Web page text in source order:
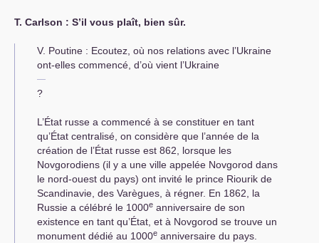
Т. Carlson : S’il vous plaît, bien sûr.
V. Poutine : Ecoutez, où nos relations avec l’Ukraine
ont-elles commencé, d’où vient l’Ukraine
?
L’État russe a commencé à se constituer en tant
qu’État centralisé, on considère que l’année de la
création de l’État russe est 862, lorsque les
Novgorodiens (il y a une ville appelée Novgorod dans
le nord-ouest du pays) ont invité le prince Riourik de
Scandinavie, des Varègues, à régner. En 1862, la
Russie a célébré le 1000e anniversaire de son
existence en tant qu’État, et à Novgorod se trouve un
monument dédié au 1000e anniversaire du pays.